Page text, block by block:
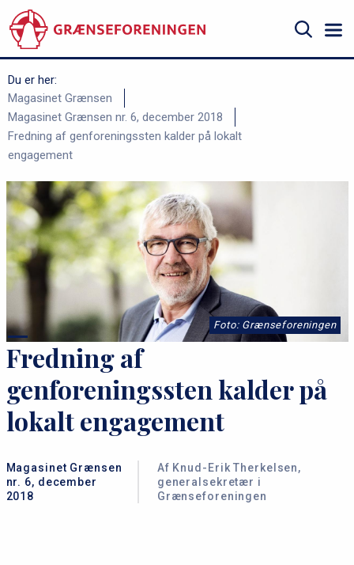
til
hovedindhold
Søg
Du er her:
Magasinet Grænsen
Magasinet Grænsen nr. 6, december 2018
Fredning af genforeningssten kalder på lokalt
engagement
Foto: Grænseforeningen
Fredning af
genforeningssten kalder på
lokalt engagement
Magasinet Grænsen
nr. 6, december
2018
Af Knud-Erik Therkelsen,
generalsekretær i
Grænseforeningen